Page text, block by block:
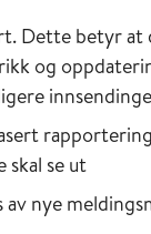
Dette betyr at
og
skal se ut
nye